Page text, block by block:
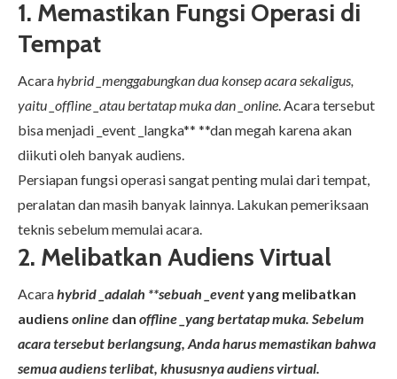
1. Memastikan Fungsi Operasi di
Tempat
Acarahybrid _menggabungkan dua konsep acara sekaligus,
yaitu _offline _atau bertatap muka dan _online. Acara tersebut
bisa menjadi _event _langka** **dan megah karena akan
diikuti oleh banyak audiens.
Persiapan fungsi operasi sangat penting mulai dari tempat,
peralatan dan masih banyak lainnya. Lakukan pemeriksaan
teknis sebelum memulai acara.
2. Melibatkan Audiens Virtual
Acarahybrid _adalah **sebuah _eventyang melibatkan
audiens online dan offline _yang bertatap muka. Sebelum
acara tersebut berlangsung, Anda harus memastikan bahwa
semua audiens terlibat, khususnya audiens virtual.